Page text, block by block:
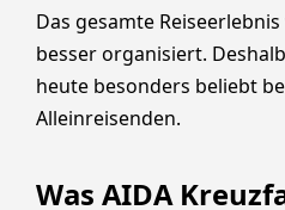
Das gesamte
besser organisiert.
heute besonders beliebt
Alleinreisenden.
Was AIDA